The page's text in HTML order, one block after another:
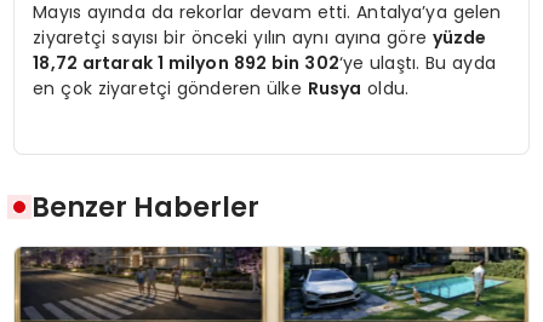
Mayıs ayında da rekorlar devam etti. Antalya’ya gelen
ziyaretçi sayısı bir önceki yılın aynı ayına göre yüzde
18,72 artarak 1 milyon 892 bin 302‘ye ulaştı. Bu ayda
en çok ziyaretçi gönderen ülke Rusya oldu.
Benzer Haberler